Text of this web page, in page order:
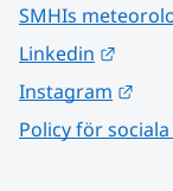
SMHIs
Linkedin
Instagram
Policy för